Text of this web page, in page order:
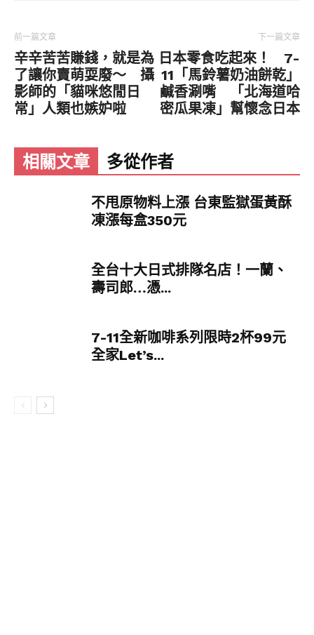
尬上一匙甜甜紅豆，擺上草莓＋熊熊最中燒，這可
愛程度已經是最高級了！
▼此外，草莓季也推出一系列甜點，同樣有熊熊登
克力與草莓酸甜果香，在鮮奶油中完美結合，還有
Q嫩果凍增添口感，太完美。
前一篇文章
辛辛苦苦賺錢，就是為
了讓你賣萌耍廢～ 攝
影師的「貓咪悠閒日
常」人類也嫉妒啦
下一篇文章
日本零食吃起來！ 7-
11「馬鈴薯奶油餅乾」
鹹香涮嘴 「北海道哈
密瓜果凍」幫懷念日本
相關文章 多從作者
不甩原物料上漲 台東監獄蛋黃酥
凍漲每盒350元
全台十大日式排隊名店！一蘭、
壽司郎…憑...
7-11全新咖啡系列限時2杯99元
全家Let’s...